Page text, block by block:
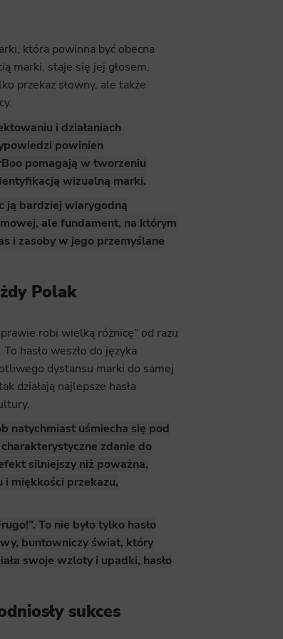
about users. Analytical cookies and similar technologies allow us to measure the
content presented.
files that, in conjunction with files installed while browsing other websites, profile the user,
advertising and retargeting content deemed most appropriate.
która powinna być obecna
marki, staje się jej głosem,
przekaz słowny, ale także
i działaniach
powinien
pomagają w tworzeniu
wizualną marki.
ją bardziej wiarygodną
ale fundament, na którym
i zasoby w jego przemyślane
Polak
robi wielką różnicę” od razu
hasło weszło do języka
dystansu marki do samej
działają najlepsze hasła
natychmiast uśmiecha się pod
zdanie do
silniejszy niż poważna,
miękkości przekazu,
To nie było tylko hasło
buntowniczy świat, który
swoje wzloty i upadki, hasło
sukces